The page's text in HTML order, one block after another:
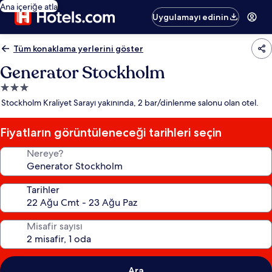
Ana içeriğe atla
Uygulamayı edinin
Tüm konaklama yerlerini göster
Generator Stockholm
3.0
yıldızlı
yeri
Stockholm Kraliyet Sarayı yakınında, 2 bar/dinlenme salonu olan otel.
Fiyatların görüntüleneceği tarihleri seçin
Nereye?
Tarihler
Misafir sayısı